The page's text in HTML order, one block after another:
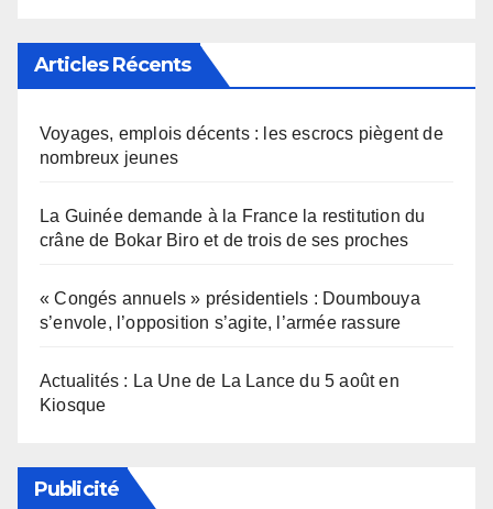
Articles Récents
Voyages, emplois décents : les escrocs piègent de
nombreux jeunes
La Guinée demande à la France la restitution du
crâne de Bokar Biro et de trois de ses proches
« Congés annuels » présidentiels : Doumbouya
s’envole, l’opposition s’agite, l’armée rassure
Actualités : La Une de La Lance du 5 août en
Kiosque
Publicité